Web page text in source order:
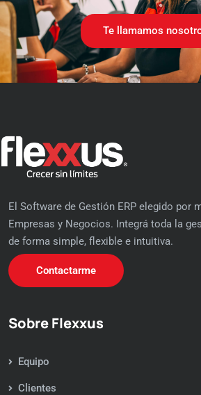
Te llamamos
El Software de Gestión ERP elegido por
Empresas y Negocios. Integrá toda la
de forma simple, flexible e intuitiva.
Contactarme
Sobre Flexxus
Equipo
Clientes